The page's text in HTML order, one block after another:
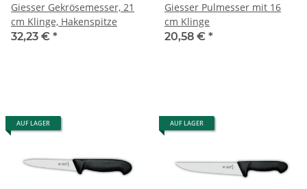
Giesser Gekrösemesser, 21
cm Klinge, Hakenspitze
32,23 € *
Giesser Pulmesser mit 16
cm Klinge
20,58 € *
AUF LAGER AUF LAGER